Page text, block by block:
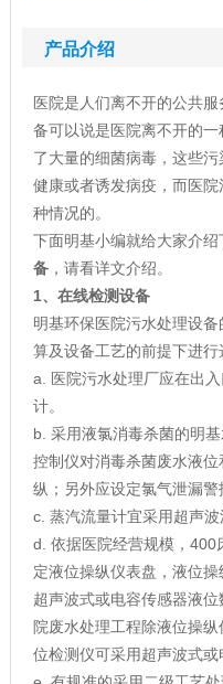
产品介绍
医院是人们离不开的公共
备可以说是医院离不开的
了大量的细菌病毒，这些
健康或者诱发病疫，而医
种情况的。
下面明基小编就给大家介绍
备，请看详文介绍。
1、在线检测设备
明基环保医院污水处理设
算及设备工艺的前提下进行
a. 医院污水处理厂应在出
计。
b. 采用液氯消毒杀菌的明
控制仪对消毒杀菌废水液
纵；另外应设定氯气泄漏警
c. 蒸汽流量计宜采用超声波
d. 依据医院经营规模，400
定液位操纵仪表盘，液位操
超声波式或电容传感器液
院废水处理工程除液位操
位检测仪可采用超声波式或